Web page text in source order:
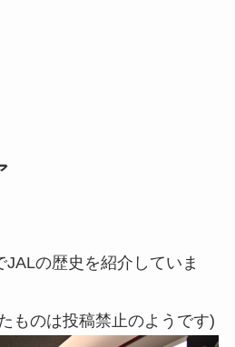
の歴史を紹介していま
ものは投稿禁止のようです)